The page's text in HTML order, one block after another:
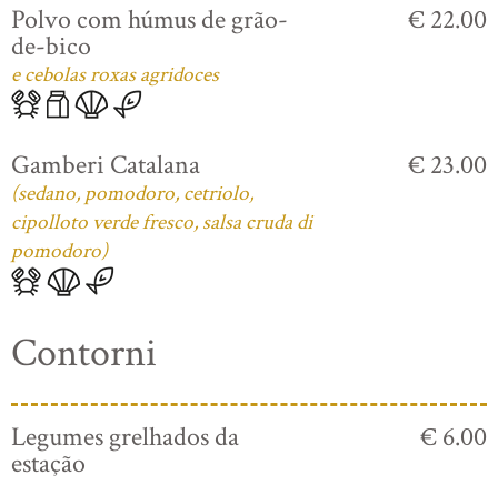
Polvo com húmus de grão-
de-bico
e cebolas roxas agridoces
€ 22.00
Gamberi Catalana
(sedano, pomodoro, cetriolo,
cipolloto verde fresco, salsa cruda di
pomodoro)
€ 23.00
Contorni
Legumes grelhados da
estação
€ 6.00